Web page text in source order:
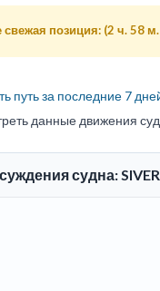
свежая позиция: (2 ч. 58 м.
путь за последние 7
данные движения
судна: SIVER